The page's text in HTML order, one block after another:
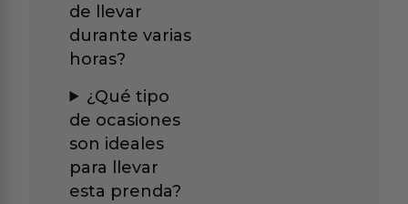
de llevar
durante varias
horas?
¿Qué tipo
de ocasiones
son ideales
para llevar
esta prenda?